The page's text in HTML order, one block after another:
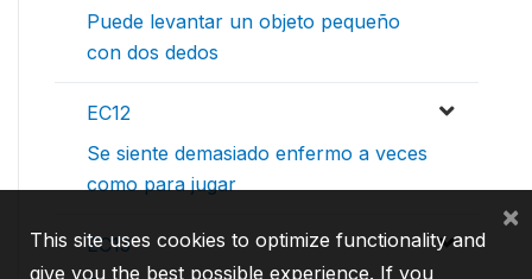
Puede levantar un objeto pequeño
con dos dedos
EC12
Se siente demasiado enfermo a veces
como para jugar
EC13
This site uses cookies to optimize functionality and
give you the best possible experience. If you
×